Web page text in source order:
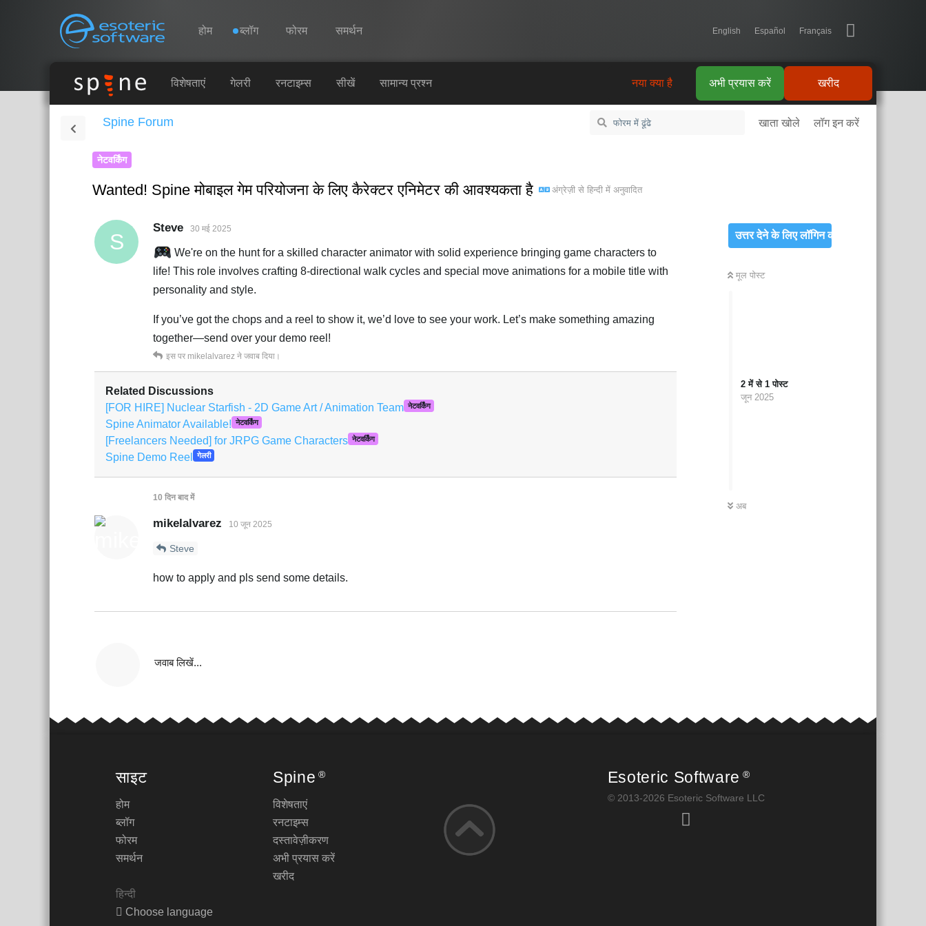
Esoteric Software
Navigation होम ब्लॉग फोरम समर्थन English Español Français
Spine
सीखें
अभी प्रयास करें
खरीद
विशेषताएं गेलरी रनटाइम्स सीखें सामान्य प्रश्न खरीद
अभी प्रयास करें
नया क्या है
Spine Forum खाता खोले लॉग इन करें
नेटवर्किंग
Wanted! Spine मोबाइल गेम परियोजना के लिए कैरेक्टर एनिमेटर की आवश्यकता है अंग्रेज़ी से हिन्दी में अनुवादित
उत्तर देने के लिए लॉगिन करें
मूल पोस्ट
2 में से 1 पोस्ट
जून 2025
अब
S
Steve 30 मई 2025
We're on the hunt for a skilled character animator with solid experience bringing game characters to
life! This role involves crafting 8-directional walk cycles and special move animations for a mobile title with
personality and style.
If you’ve got the chops and a reel to show it, we’d love to see your work. Let’s make something amazing
together—send over your demo reel!
इस पर mikelalvarez ने जवाब दिया।
Related Discussions
[FOR HIRE] Nuclear Starfish - 2D Game Art / Animation Team नेटवर्किंग
Spine Animator Available! नेटवर्किंग
[Freelancers Needed] for JRPG Game Characters नेटवर्किंग
Spine Demo Reel गेलरी
10 दिनबाद में
mikelalvarez 10 जून 2025
Steve
how to apply and pls send some details.
जवाब लिखें...
साइट
होम
ब्लॉग
फोरम
समर्थन
हिन्दी
Choose language
Spine ®
विशेषताएं
रनटाइम्स
दस्तावेज़ीकरण
अभी प्रयास करें
खरीद
Esoteric Software ®
© 2013-2026 Esoteric Software LLC